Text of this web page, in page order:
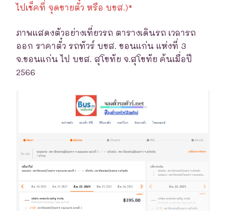
ไปเช็คที่ จุดขายตั๋ว หรือ บขส.)*
ภาพแสดงตัวอย่างเที่ยวรถ ตารางเดินรถ เวลารถ
ออก ราคาตั๋ว รถทัวร์ บขส. ขอนแก่น แห่งที่ 3
จ.ขอนแก่น ไป บขส. สุโขทัย จ.สุโขทัย ค้นเมื่อปี
2566